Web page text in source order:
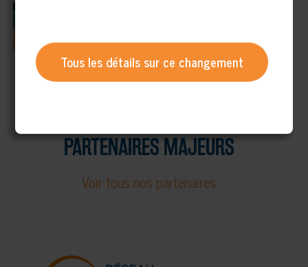
À LEUR INGÉNIOSITÉ!
PARTENAIRES MAJEURS
Voir tous nos partenaires
Tous les détails sur ce changement